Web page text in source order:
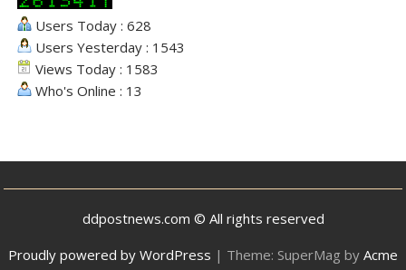
Users Today : 628
Users Yesterday : 1543
Views Today : 1583
Who's Online : 13
ddpostnews.com © All rights reserved
Proudly powered by WordPress | Theme: SuperMag by Acme